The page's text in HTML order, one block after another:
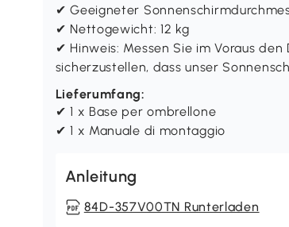
✔ Geeigneter
✔ Nettogewicht: 12 kg
✔ Hinweis: Messen Sie im Voraus
sicherzustellen, dass unser
Lieferumfang:
✔ 1 x Base per ombrellone
✔ 1 x Manuale di montaggio
Anleitung
84D-357V00TN Runterladen